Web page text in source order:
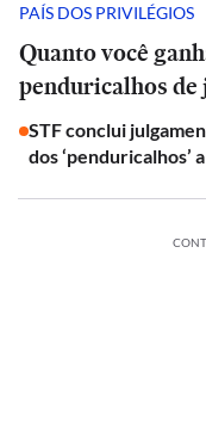
PAÍS DOS PRIVILÉGIOS
Quanto você
penduricalhos
STF conclui
dos ‘penduricalhos’